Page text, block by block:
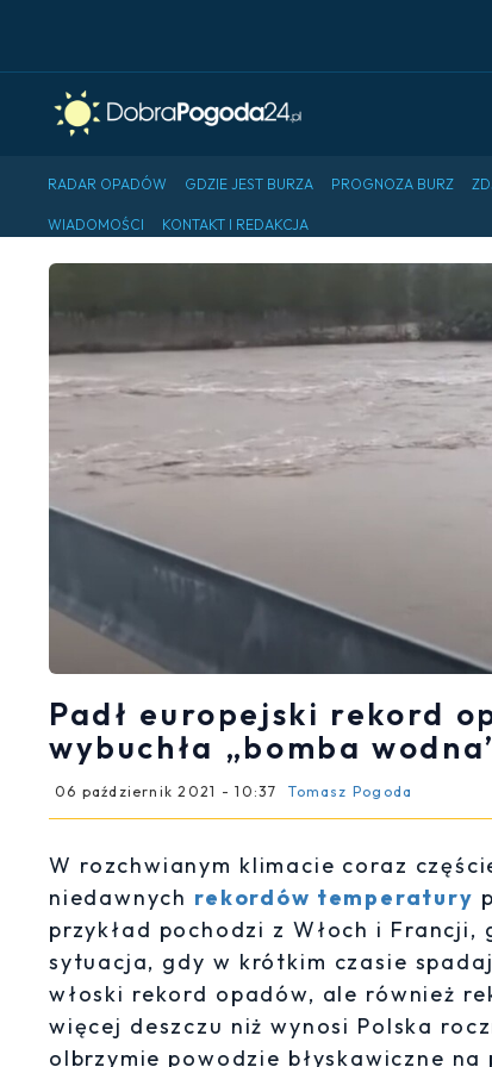
RADAR OPADÓW GDZIE JEST BURZA PROGNOZA BURZ
WIADOMOŚCI KONTAKT I REDAKCJA
Padł europejski rekord
wybuchła „bomba
06 październik 2021 - 10:37 Tomasz Pogoda
W rozchwianym klimacie coraz
niedawnych rekordów temperatury
przykład pochodzi z Włoch i Francji,
sytuacja, gdy w krótkim czasie
włoski rekord opadów, ale również
więcej deszczu niż wynosi Polska
olbrzymie powodzie błyskawiczne